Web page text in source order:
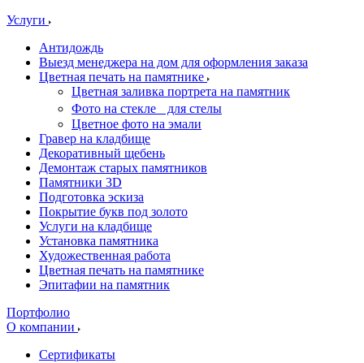
Услуги
Антидождь
Выезд менеджера на дом для оформления заказа
Цветная печать на памятнике
Цветная заливка портрета на памятник
Фото на стекле для стелы
Цветное фото на эмали
Гравер на кладбище
Декоративный щебень
Демонтаж старых памятников
Памятники 3D
Подготовка эскиза
Покрытие букв под золото
Услуги на кладбище
Установка памятника
Художественная работа
Цветная печать на памятнике
Эпитафии на памятник
Портфолио
О компании
Сертификаты